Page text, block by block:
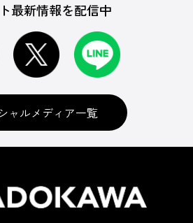
最新情報を配信中
ャルメディア一覧